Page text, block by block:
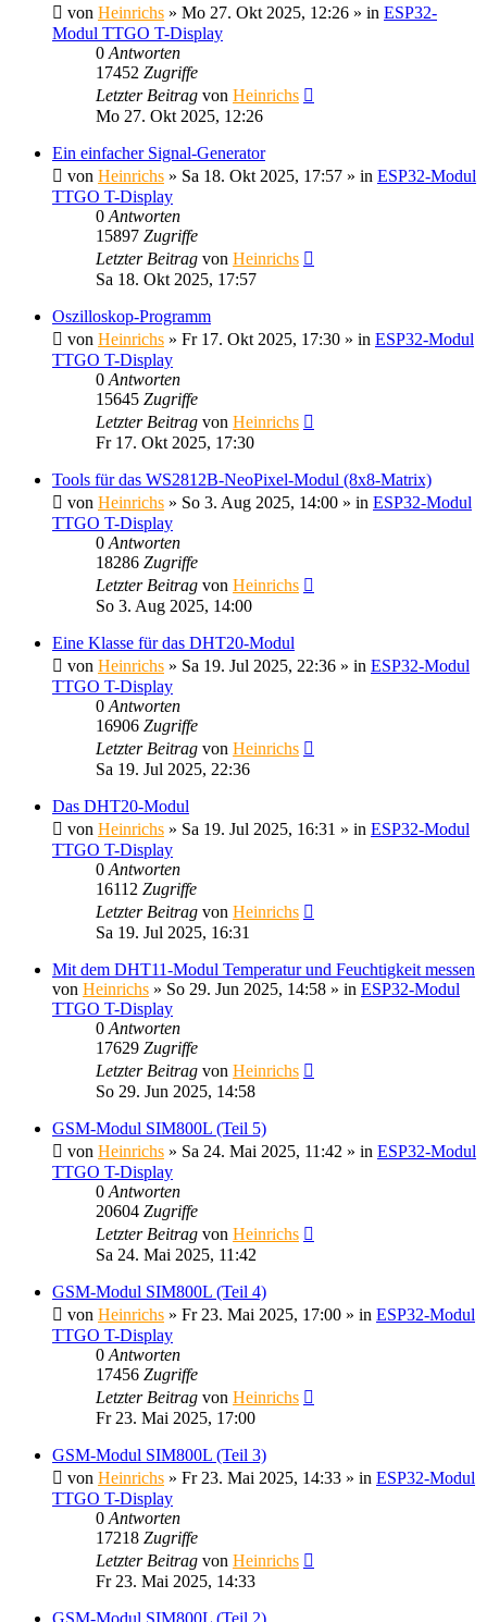
von Heinrichs » Mo 27. Okt 2025, 12:26 » in ESP32-
Modul TTGO T-Display
0 Antworten
17452 Zugriffe
Letzter Beitrag von Heinrichs
Mo 27. Okt 2025, 12:26
Ein einfacher Signal-Generator
von Heinrichs » Sa 18. Okt 2025, 17:57 » in ESP32-Modul
TTGO T-Display
0 Antworten
15897 Zugriffe
Letzter Beitrag von Heinrichs
Sa 18. Okt 2025, 17:57
Oszilloskop-Programm
von Heinrichs » Fr 17. Okt 2025, 17:30 » in ESP32-Modul
TTGO T-Display
0 Antworten
15645 Zugriffe
Letzter Beitrag von Heinrichs
Fr 17. Okt 2025, 17:30
Tools für das WS2812B-NeoPixel-Modul (8x8-Matrix)
von Heinrichs » So 3. Aug 2025, 14:00 » in ESP32-Modul
TTGO T-Display
0 Antworten
18286 Zugriffe
Letzter Beitrag von Heinrichs
So 3. Aug 2025, 14:00
Eine Klasse für das DHT20-Modul
von Heinrichs » Sa 19. Jul 2025, 22:36 » in ESP32-Modul
TTGO T-Display
0 Antworten
16906 Zugriffe
Letzter Beitrag von Heinrichs
Sa 19. Jul 2025, 22:36
Das DHT20-Modul
von Heinrichs » Sa 19. Jul 2025, 16:31 » in ESP32-Modul
TTGO T-Display
0 Antworten
16112 Zugriffe
Letzter Beitrag von Heinrichs
Sa 19. Jul 2025, 16:31
Mit dem DHT11-Modul Temperatur und Feuchtigkeit messen
von Heinrichs » So 29. Jun 2025, 14:58 » in ESP32-Modul
TTGO T-Display
0 Antworten
17629 Zugriffe
Letzter Beitrag von Heinrichs
So 29. Jun 2025, 14:58
GSM-Modul SIM800L (Teil 5)
von Heinrichs » Sa 24. Mai 2025, 11:42 » in ESP32-Modul
TTGO T-Display
0 Antworten
20604 Zugriffe
Letzter Beitrag von Heinrichs
Sa 24. Mai 2025, 11:42
GSM-Modul SIM800L (Teil 4)
von Heinrichs » Fr 23. Mai 2025, 17:00 » in ESP32-Modul
TTGO T-Display
0 Antworten
17456 Zugriffe
Letzter Beitrag von Heinrichs
Fr 23. Mai 2025, 17:00
GSM-Modul SIM800L (Teil 3)
von Heinrichs » Fr 23. Mai 2025, 14:33 » in ESP32-Modul
TTGO T-Display
0 Antworten
17218 Zugriffe
Letzter Beitrag von Heinrichs
Fr 23. Mai 2025, 14:33
GSM-Modul SIM800L (Teil 2)